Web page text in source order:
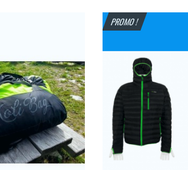
PROMO !